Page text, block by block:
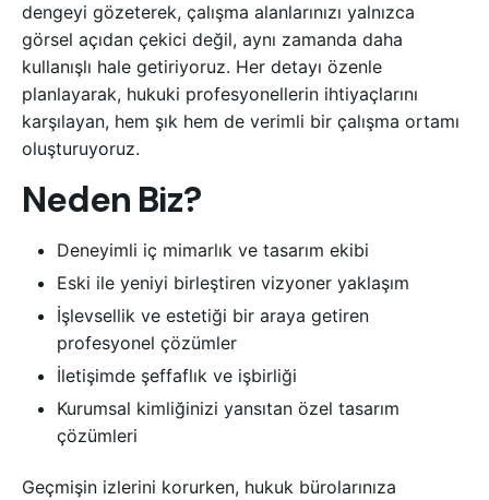
dengeyi gözeterek, çalışma alanlarınızı yalnızca
görsel açıdan çekici değil, aynı zamanda daha
kullanışlı hale getiriyoruz. Her detayı özenle
planlayarak, hukuki profesyonellerin ihtiyaçlarını
karşılayan, hem şık hem de verimli bir çalışma ortamı
oluşturuyoruz.
Neden Biz?
Deneyimli iç mimarlık ve tasarım ekibi
Eski ile yeniyi birleştiren vizyoner yaklaşım
İşlevsellik ve estetiği bir araya getiren
profesyonel çözümler
İletişimde şeffaflık ve işbirliği
Kurumsal kimliğinizi yansıtan özel tasarım
çözümleri
Geçmişin izlerini korurken, hukuk bürolarınıza